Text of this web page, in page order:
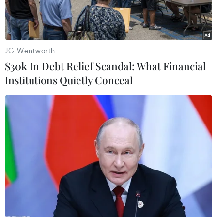
nghiệp khác.
Trường hợp nhân viên đã được cấp Giấy đi đường có nhận
diện xin nghỉ việc, doanh nghiệp phải thực hiện thu hồi giấy này.
(Ảnh: TTXVN)
Ngày 14/9, Sở Công Thương Hà Nội ban hành
JG Wentworth
$30k In Debt Relief Scandal: What Financial
Institutions Quietly Conceal